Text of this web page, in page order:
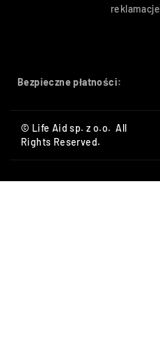
reklamacje
Bezpieczne płatności:
© Life Aid sp. z o.o. All
Rights Reserved.